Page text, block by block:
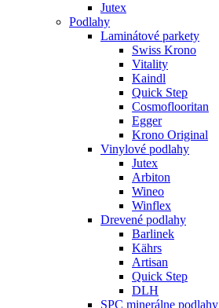
Jutex
Podlahy
Laminátové parkety
Swiss Krono
Vitality
Kaindl
Quick Step
Cosmoflooritan
Egger
Krono Original
Vinylové podlahy
Jutex
Arbiton
Wineo
Winflex
Drevené podlahy
Barlinek
Kährs
Artisan
Quick Step
DLH
SPC minerálne podlahy